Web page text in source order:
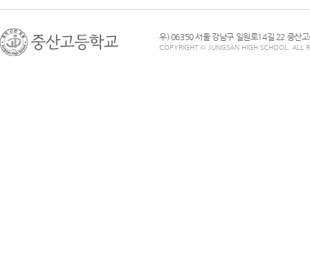
우) 06350 서울 강남구 일원로14길 22 중산
COPYRIGHT © JUNGSAN HIGH SCHOOL. ALL